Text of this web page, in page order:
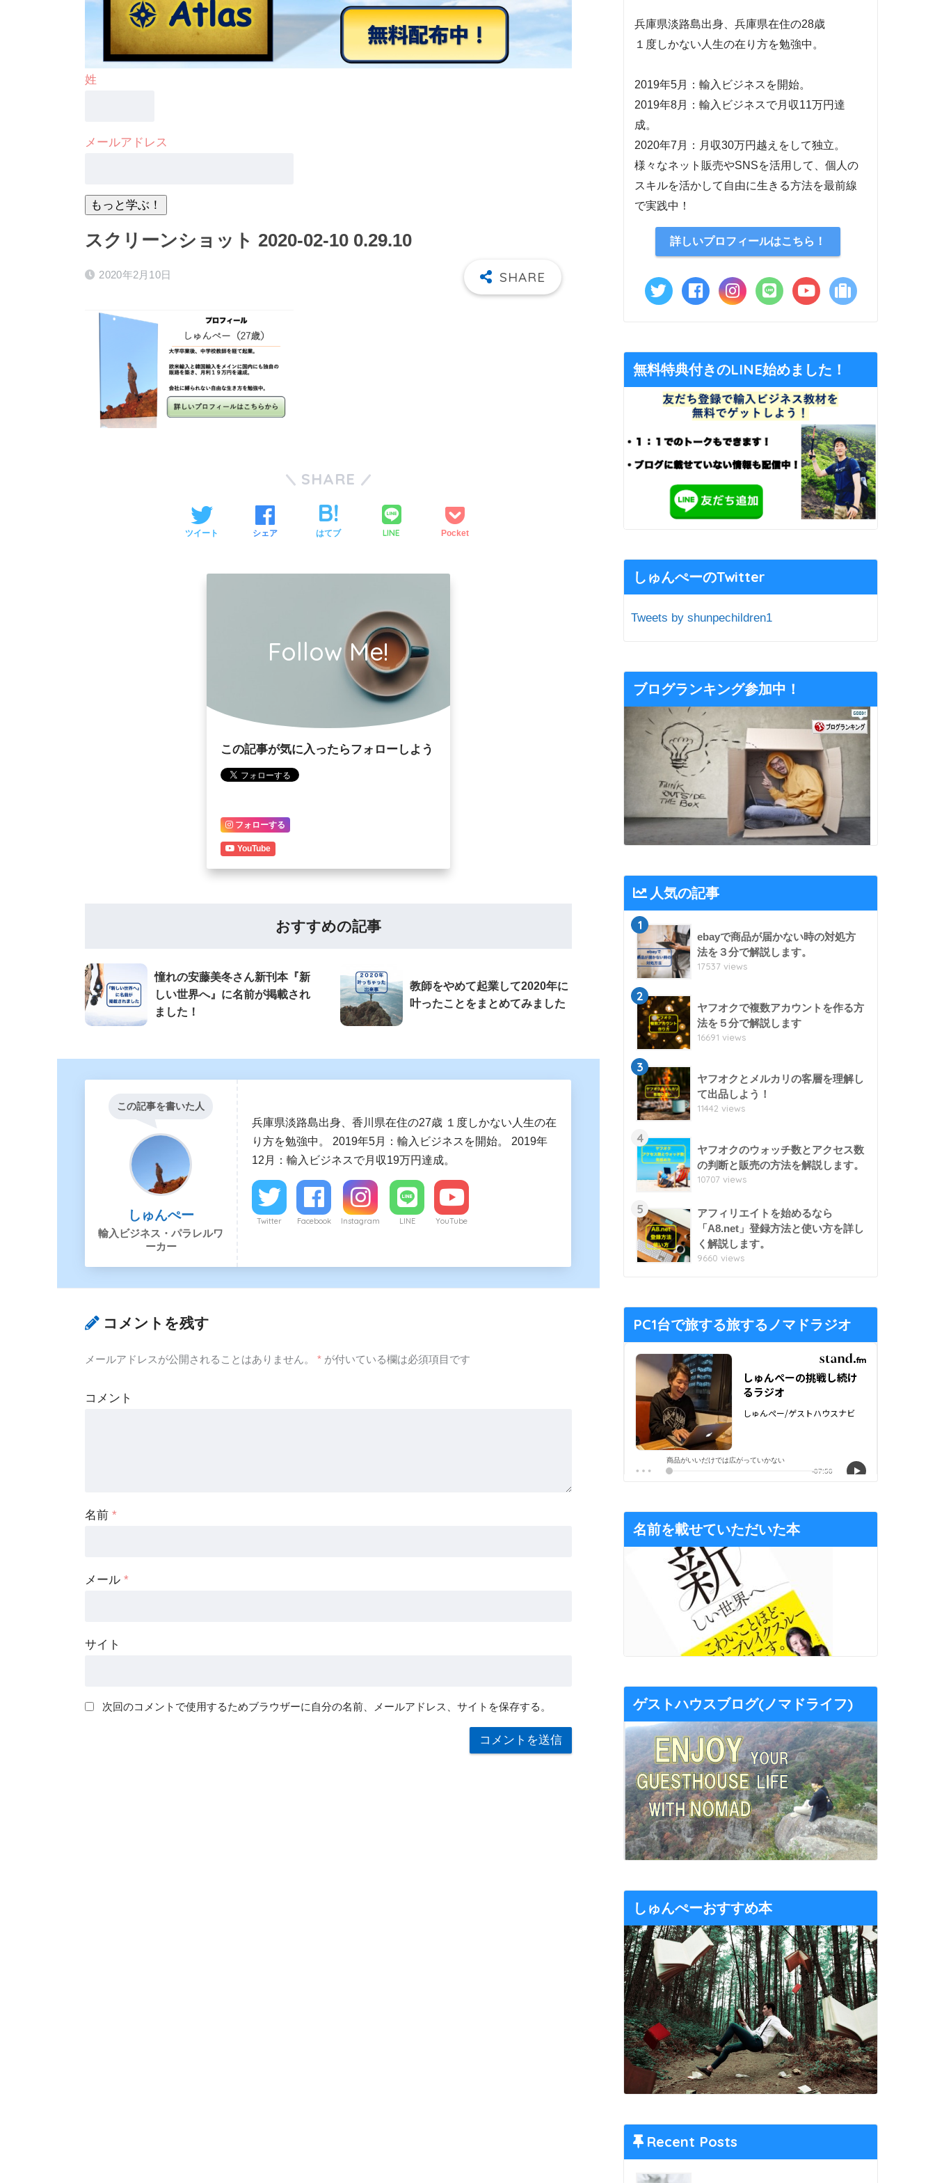
姓
メールアドレス
スクリーンショット 2020-02-10 0.29.10
2020年2月10日
SHARE
ツイート シェア はてブ LINE Pocket
Follow Me!
この記事が気に入ったらフォローしよう
フォローする
YouTube
おすすめの記事
憧れの安藤美冬さん新刊本『新
しい世界へ』に名前が掲載され
ました！
教師をやめて起業して2020年に
叶ったことをまとめてみました
この記事を書いた人
しゅんぺー
輸入ビジネス・パラレルワ
ーカー
兵庫県淡路島出身、香川県在住の27歳 １度しかない人生の在
り方を勉強中。 2019年5月：輸入ビジネスを開始。 2019年
12月：輸入ビジネスで月収19万円達成。
Twitter Facebook Instagram LINE YouTube
コメントを残す
メールアドレスが公開されることはありません。 * が付いている欄は必須項目です
コメント
名前 *
メール *
サイト
次回のコメントで使用するためブラウザーに自分の名前、メールアドレス、サイトを保存する。
兵庫県淡路島出身、兵庫県在住の28歳
１度しかない人生の在り方を勉強中。
2019年5月：輸入ビジネスを開始。
2019年8月：輸入ビジネスで月収11万円達
成。
2020年7月：月収30万円越えをして独立。
様々なネット販売やSNSを活用して、個人の
スキルを活かして自由に生きる方法を最前線
で実践中！
詳しいプロフィールはこちら！
無料特典付きのLINE始めました！
しゅんぺーのTwitter
Tweets by shunpechildren1
ブログランキング参加中！
人気の記事
1
ebayで商品が届かない時の対処方
法を３分で解説します。
17537 views
2
ヤフオクで複数アカウントを作る方
法を５分で解説します
16691 views
3
ヤフオクとメルカリの客層を理解し
て出品しよう！
11442 views
4
ヤフオクのウォッチ数とアクセス数
の判断と販売の方法を解説します。
10707 views
5
アフィリエイトを始めるなら
「A8.net」登録方法と使い方を詳し
く解説します。
9660 views
PC1台で旅する旅するノマドラジオ
名前を載せていただいた本
ゲストハウスブログ(ノマドライフ)
しゅんぺーおすすめ本
Recent Posts